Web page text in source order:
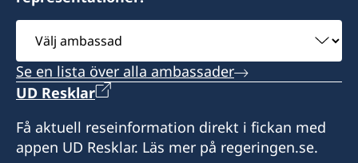
Hampshire, Rhode Island och Vermont.
Besök enligt överenskommelse genom
tidsbokning.
Ring eller skicka e-post för att boka tid.
Distrikt: Pennsylvania
Välj
ambassad
Se en lista över alla ambassader
UD Resklar
Få aktuell reseinformation direkt i fickan med
appen UD Resklar. Läs mer på regeringen.se.